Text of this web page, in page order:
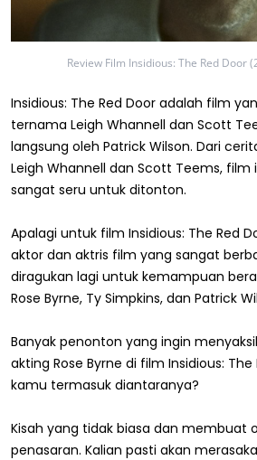
Review Film Insidious: The Red Door
Insidious: The Red Door adalah film
ternama Leigh Whannell dan Scott
langsung oleh Patrick Wilson. Dari
Leigh Whannell dan Scott Teems, film
sangat seru untuk ditonton.
Apalagi untuk film Insidious: The Red
aktor dan aktris film yang sangat
diragukan lagi untuk kemampuan
Rose Byrne, Ty Simpkins, dan Patrick
Banyak penonton yang ingin
akting Rose Byrne di film Insidious: The
kamu termasuk diantaranya?
Kisah yang tidak biasa dan membuat
penasaran. Kalian pasti akan